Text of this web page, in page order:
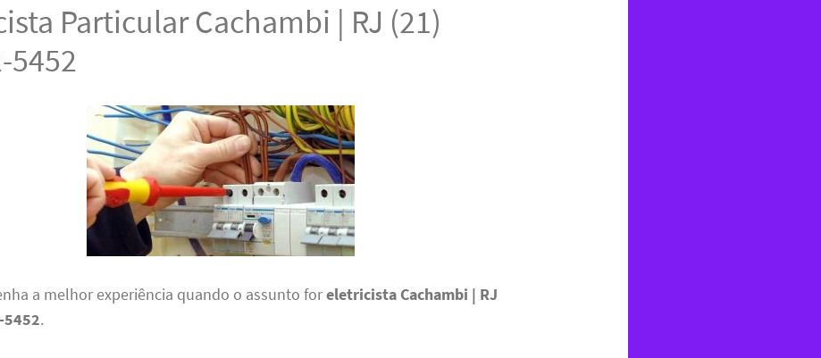
Particular Cachambi | RJ (21)
5452
a melhor experiência quando o assunto foreletricista Cachambi | RJ
5452.